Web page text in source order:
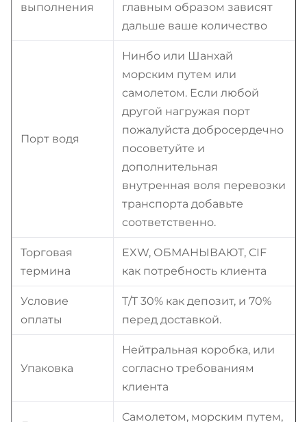
выполнения
главным образом зависят
дальше ваше количество
Порт водя
Нинбо или Шанхай
морским путем или
самолетом. Если любой
другой нагружая порт
пожалуйста добросердечно
посоветуйте и
дополнительная
внутренная воля перевозки
транспорта добавьте
соответственно.
Торговая
термина
EXW, ОБМАНЫВАЮТ, CIF
как потребность клиента
Условие
оплаты
T/T 30% как депозит, и 70%
перед доставкой.
Упаковка
Нейтральная коробка, или
согласно требованиям
клиента
Самолетом, морским путем,